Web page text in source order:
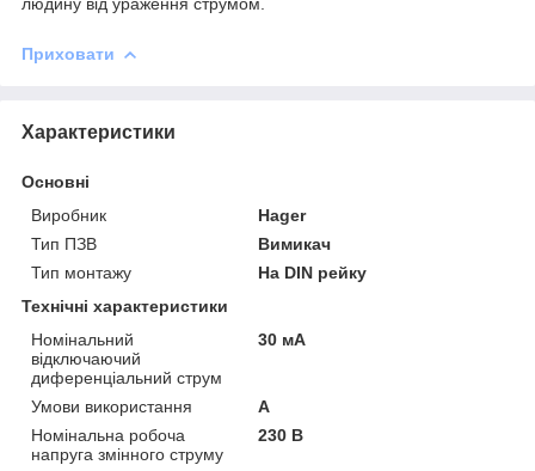
Приховати
Характеристики
Основні
Виробник
Hager
Тип ПЗВ
Вимикач
Тип монтажу
На DIN рейку
Технічні характеристики
Номінальний
відключаючий
диференціальний струм
30 мА
Умови використання
А
Номінальна робоча
напруга змінного струму
230 В